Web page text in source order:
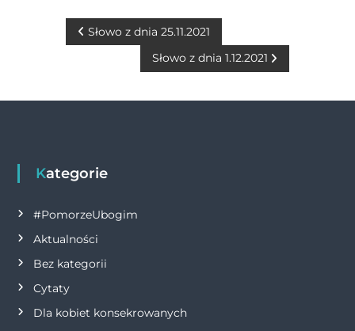
b
k
n r
A
p
n
N
w
g
a
c
j
a
Słowo z dnia 25.11.2021
Słowo z dnia 1.12.2021
Kategorie
#PomorzeUbogim
Aktualności
Bez kategorii
Cytaty
Dla kobiet konsekrowanych